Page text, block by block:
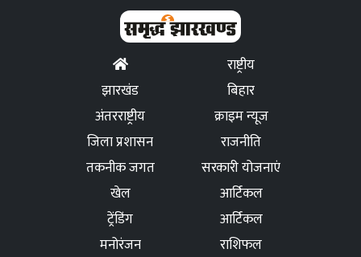
राष्ट्रीय
झारखंड
बिहार
अंतरराष्ट्रीय
क्राइम न्यूज
जिला प्रशासन
राजनीति
तकनीक जगत
सरकारी योजनाएं
खेल
आर्टिकल
ट्रेंडिंग
आर्टिकल
मनोरंजन
राशिफल